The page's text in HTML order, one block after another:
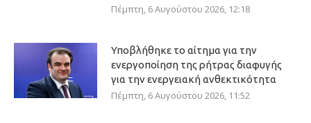
Πέμπτη, 6 Αυγούστου 2026, 12:18
Υποβλήθηκε το αίτημα για την
ενεργοποίηση της ρήτρας διαφυγής
για την ενεργειακή ανθεκτικότητα
Πέμπτη, 6 Αυγούστου 2026, 11:52